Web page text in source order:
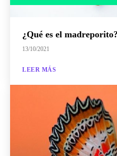
¿Qué es el madreporito?
13/10/2021
LEER MÁS